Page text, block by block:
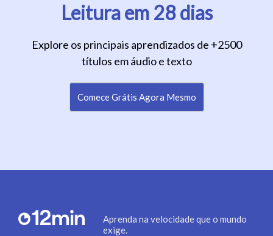
Leitura em 28 dias
Explore os principais aprendizados de +2500
títulos em áudio e texto
Comece Grátis Agora Mesmo
Aprenda na velocidade que o mundo
exige.